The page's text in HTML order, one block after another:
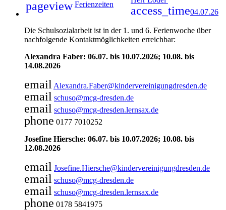
pageview Ferienzeiten access_time04.07.26
Die Schulsozialarbeit ist in der 1. und 6. Ferienwoche über
nachfolgende Kontaktmöglichkeiten erreichbar:
Alexandra Faber: 06.07. bis 10.07.2026; 10.08. bis
14.08.2026
email Alexandra.Faber@kindervereinigungdresden.de
email schuso@mcg-dresden.de
email schuso@mcg-dresden.lernsax.de
phone 0177 7010252
Josefine Hiersche: 06.07. bis 10.07.2026; 10.08. bis
12.08.2026
email Josefine.Hiersche@kindervereinigungdresden.de
email schuso@mcg-dresden.de
email schuso@mcg-dresden.lernsax.de
phone 0178 5841975